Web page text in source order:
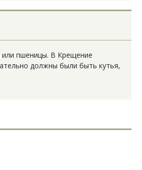
или пшеницы. В Крещение
должны были быть кутья,